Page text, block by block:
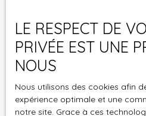
BLOIS CEDEX.
Pour en savoir plus sur le
données personnelles,
politique de confidentialité.
LE RESPECT DE
PRIVÉE EST UNE
NOUS
Nous utilisons des cookies afin
expérience optimale et une
notre site. Grace à ces